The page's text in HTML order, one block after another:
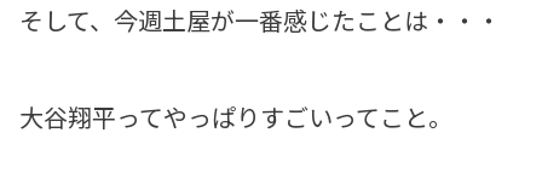
そして、今週土屋が一番感じたことは・・・
大谷翔平ってやっぱりすごいってこと。